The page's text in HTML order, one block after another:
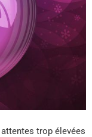
trop élevées